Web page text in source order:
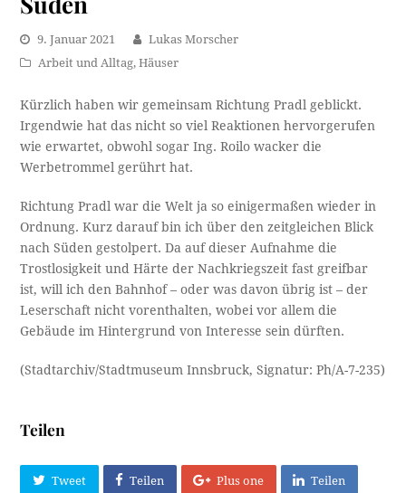
9. Januar 2021
Lukas Morscher
Arbeit und Alltag,Häuser
Kürzlich haben wir gemeinsam Richtung Pradl geblickt.
Irgendwie hat das nicht so viel Reaktionen hervorgerufen
wie erwartet, obwohl sogar Ing. Roilo wacker die
Werbetrommel gerührt hat.
Richtung Pradl war die Welt ja so einigermaßen wieder in
Ordnung. Kurz darauf bin ich über den zeitgleichen Blick
nach Süden gestolpert. Da auf dieser Aufnahme die
Trostlosigkeit und Härte der Nachkriegszeit fast greifbar
ist, will ich den Bahnhof – oder was davon übrig ist – der
Leserschaft nicht vorenthalten, wobei vor allem die
Gebäude im Hintergrund von Interesse sein dürften.
(Stadtarchiv/Stadtmuseum Innsbruck, Signatur: Ph/A-7-235)
Teilen
Tweet Teilen Plus one Teilen